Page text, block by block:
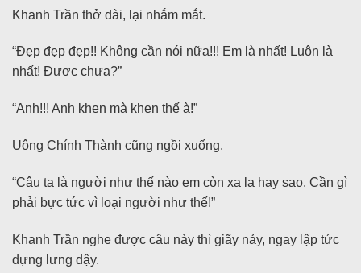
Khanh Trần thở dài, lại nhắm mắt.
“Đẹp đẹp đẹp!! Không cần nói nữa!!! Em là nhất! Luôn là
nhất! Được chưa?”
“Anh!!! Anh khen mà khen thế à!”
Uông Chính Thành cũng ngồi xuống.
“Cậu ta là người như thế nào em còn xa lạ hay sao. Cần gì
phải bực tức vì loại người như thế!”
Khanh Trần nghe được câu này thì giãy nảy, ngay lập tức
dựng lưng dậy.